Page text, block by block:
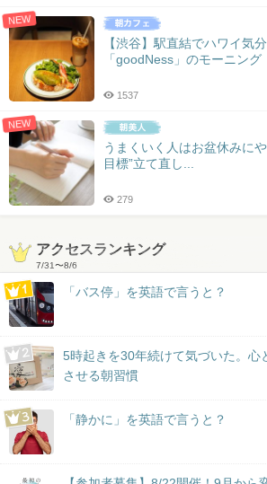
NEW
【渋谷】駅直結でハワイ気
「goodNess」のモーニング
1537
NEW
うまくいく人はお盆休みに
目標”立て直し...
279
アクセスランキング
7/31〜8/6
「バス停」を英語で言うと？
5時起きを30年続けて気づいた。心
させる朝習慣
「静かに」を英語で言うと？